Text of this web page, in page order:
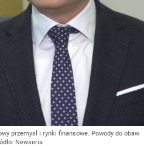
przemysł i rynki finansowe. Powody do obaw
Newseria